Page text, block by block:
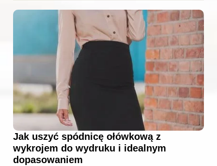
Jak uszyć spódnicę ołówkową z
wykrojem do wydruku i idealnym
dopasowaniem